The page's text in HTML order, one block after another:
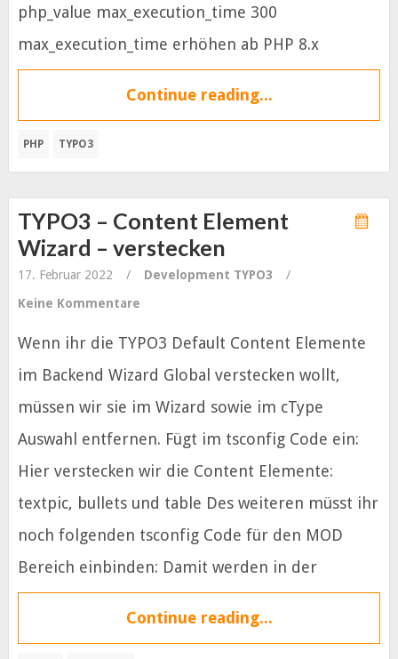
php_value max_execution_time 300
max_execution_time erhöhen ab PHP 8.x
Continue reading...
PHP TYPO3
TYPO3 – Content Element
Wizard – verstecken
17. Februar 2022 / Development TYPO3
/
Keine Kommentare
Wenn ihr die TYPO3 Default Content Elemente
im Backend Wizard Global verstecken wollt,
müssen wir sie im Wizard sowie im cType
Auswahl entfernen. Fügt im tsconfig Code ein:
Hier verstecken wir die Content Elemente:
textpic, bullets und table Des weiteren müsst ihr
noch folgenden tsconfig Code für den MOD
Bereich einbinden: Damit werden in der
Continue reading...